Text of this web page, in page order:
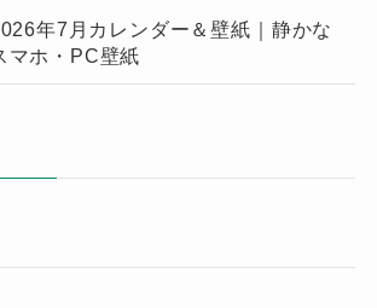
年7月カレンダー＆壁紙｜静かな
マホ・PC壁紙